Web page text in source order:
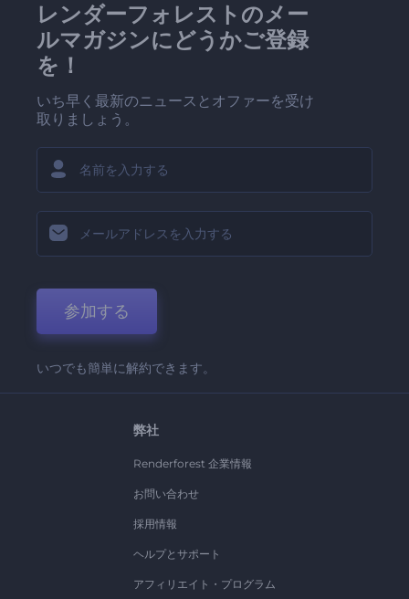
レンダーフォレストのメー
ルマガジンにどうかご登録
を！
いち早く最新のニュースとオファーを受け
取りましょう。
参加する
いつでも簡単に解約できます。
弊社
Renderforest 企業情報
お問い合わせ
採用情報
ヘルプとサポート
アフィリエイト・プログラム